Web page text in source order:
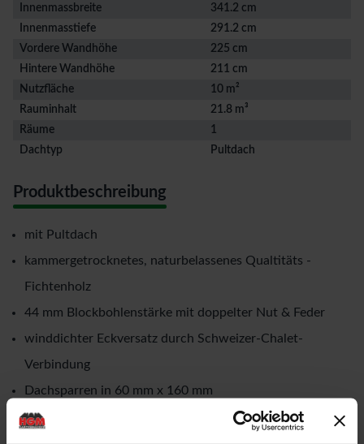
Innenmassbreite
341.2 cm
Innenmasstiefe
291.2 cm
Vordere Wandhöhe
225 cm
Hintere Wandhöhe
211 cm
Nutzfläche
10 m²
Rauminhalt
21.8 m³
Räume
1
Dachtyp
Pultdach
Produktbeschreibung
mit Pultdach
kammergetrocknetes, naturbelassenes Qualtitäts -
Fichtenholz
44 mm Blockbohlenstärke mit doppelter Nut & Feder
winddichter Eckversatz durch Schweizer-Chalet-
Verbindung
Dachsparren in 60 mm x 160 mm
mit einer Milchglas-Doppeltür in der Vorderfront